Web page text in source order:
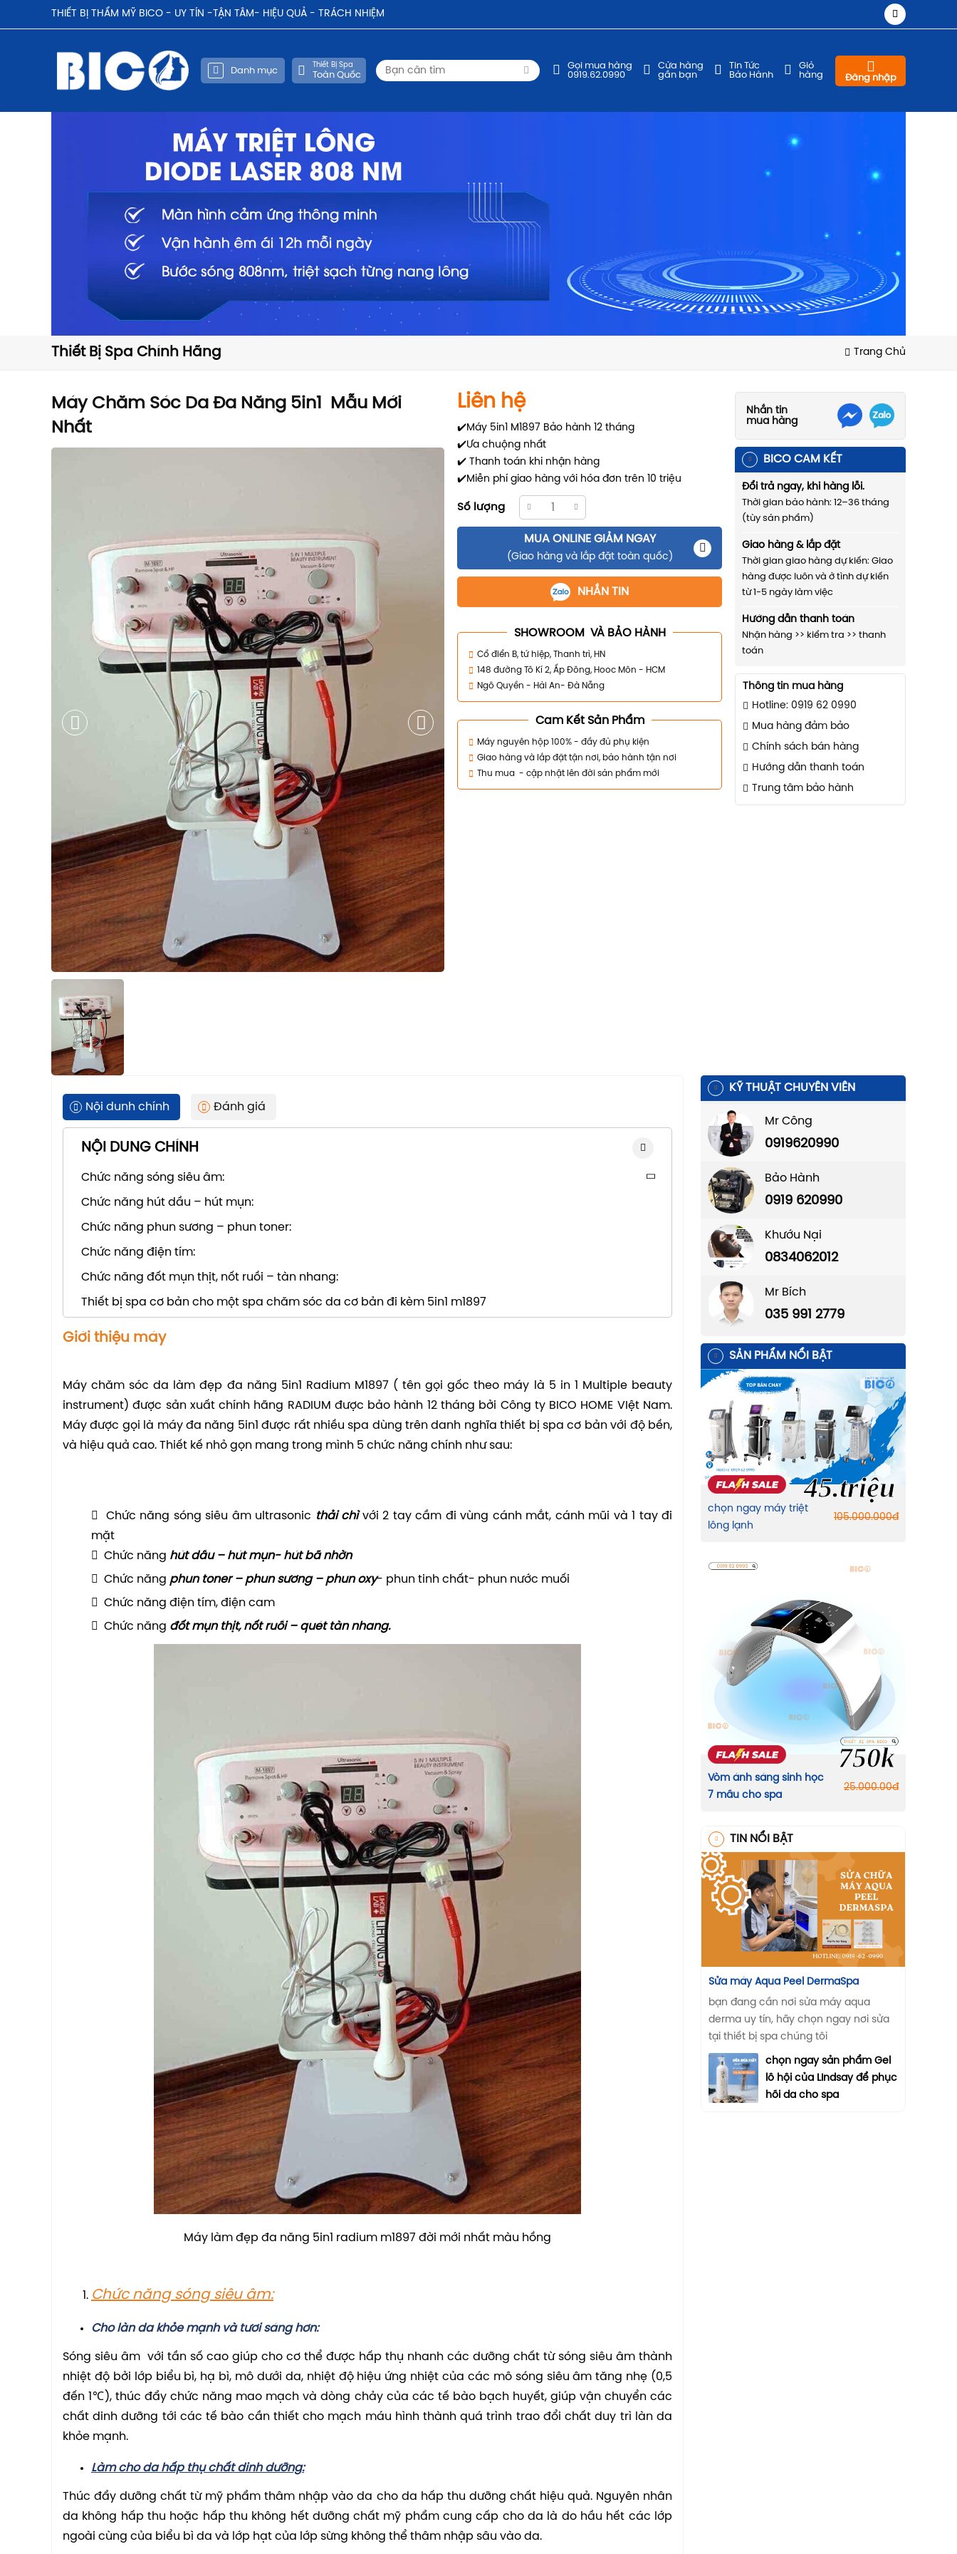
THIẾT BỊ THẨM MỸ BICO - UY TÍN -TẬN TÂM- HIỆU QUẢ - TRÁCH NHIỆM
Danh mục
Thiết Bị Spa
Toàn Quốc
Gọi mua hàng
0919.62.0990
Cửa hàng
gần bạn
Tin Tức
Bảo Hành
Giỏ
hàng
Đăng nhập
Thiết Bị Spa Chính Hãng Trang Chủ
Máy Chăm Sóc Da Đa Năng 5in1 Mẫu Mới
Nhất
Liên hệ
✔️Máy 5in1 M1897 Bảo hành 12 tháng
✔️Ưa chuộng nhất
✔️ Thanh toán khi nhận hàng
✔️Miễn phí giao hàng với hóa đơn trên 10 triệu
Số lượng
MUA ONLINE GIẢM NGAY
(Giao hàng và lắp đặt toàn quốc)
NHẮN TIN
SHOWROOM VÀ BẢO HÀNH
Cổ điển B, tứ hiệp, Thanh trì, HN
148 đường Tô Kí 2, Ấp Đông, Hooc Môn - HCM
Ngô Quyền - Hải An- Đà Nẵng
Cam Kết Sản Phẩm
Máy nguyên hộp 100% - đầy đủ phụ kiện
Giao hàng và lắp đặt tận nơi, bảo hành tận nơi
Thu mua - cập nhật lên đời sản phẩm mới
Nhắn tin
mua hàng
BICO CAM KẾT
Đổi trả ngay, khi hàng lỗi.
Thời gian bảo hành: 12–36 tháng
(tùy sản phẩm)
Giao hàng & lắp đặt
Thời gian giao hàng dự kiến: Giao
hàng được luôn và ở tình dự kiến
từ 1-5 ngày làm việc
Hướng dẫn thanh toán
Nhận hàng >> kiểm tra >> thanh
toán
Thông tin mua hàng
Hotline: 0919 62 0990
Mua hàng đảm bảo
Chính sách bán hàng
Hướng dẫn thanh toán
Trung tâm bảo hành
Nội dunh chính Đánh giá
NỘI DUNG CHÍNH
Chức năng sóng siêu âm:
Chức năng hút dầu – hút mụn:
Chức năng phun sương – phun toner:
Chức năng điện tím:
Chức năng đốt mụn thịt, nốt ruồi – tàn nhang:
Thiết bị spa cơ bản cho một spa chăm sóc da cơ bản đi kèm 5in1 m1897
Giới thiệu máy
Máy chăm sóc da làm đẹp đa năng 5in1 Radium M1897 ( tên gọi gốc theo máy là 5 in 1 Multiple beauty
instrument) được sản xuất chính hãng RADIUM được bảo hành 12 tháng bởi Công ty BICO HOME VIệt Nam.
Máy được gọi là máy đa năng 5in1 được rất nhiều spa dùng trên danh nghĩa thiết bị spa cơ bản với độ bền,
và hiệu quả cao. Thiết kế nhỏ gọn mang trong mình 5 chức năng chính như sau:
 Chức năng sóng siêu âm ultrasonic thải chìvới 2 tay cầm đi vùng cánh mắt, cánh mũi và 1 tay đi
mặt
 Chức năng hút dầu – hút mụn- hút bã nhờn
 Chức năng phun toner – phun sương – phun oxy- phun tinh chất- phun nước muối
 Chức năng điện tím, điện cam
 Chức năng đốt mụn thịt, nốt ruồi – quét tàn nhang.
Máy làm đẹp đa năng 5in1 radium m1897 đời mới nhất màu hồng
Chức năng sóng siêu âm:
Cho làn da khỏe mạnh và tươi sáng hơn:
Sóng siêu âm với tần số cao giúp cho cơ thể được hấp thụ nhanh các dưỡng chất từ sóng siêu âm thành
nhiệt độ bởi lớp biểu bì, hạ bì, mô dưới da, nhiệt độ hiệu ứng nhiệt của các mô sóng siêu âm tăng nhẹ (0,5
đến 1℃), thúc đẩy chức năng mao mạch và dòng chảy của các tế bào bạch huyết, giúp vận chuyển các
chất dinh dưỡng tới các tế bào cần thiết cho mạch máu hình thành quá trình trao đổi chất duy trì làn da
khỏe mạnh.
Làm cho da hấp thụ chất dinh dưỡng:
Thúc đẩy dưỡng chất từ mỹ phẩm thâm nhập vào da cho da hấp thu dưỡng chất hiệu quả. Nguyên nhân
da không hấp thu hoặc hấp thu không hết dưỡng chất mỹ phẩm cung cấp cho da là do hầu hết các lớp
ngoài cùng của biểu bì da và lớp hạt của lớp sừng không thể thâm nhập sâu vào da.
KỸ THUẬT CHUYÊN VIÊN
Mr Công
0919620990
Bảo Hành
0919 620990
Khướu Nại
0834062012
Mr Bích
035 991 2779
SẢN PHẨM NỔI BẬT
45.triệu
chọn ngay máy triệt
lông lạnh
105.000.000đ
750k
Vòm ánh sáng sinh học
7 mầu cho spa
25.000.00đ
TIN NỔI BẬT
Sửa máy Aqua Peel DermaSpa
bạn đang cần nơi sửa máy aqua
derma uy tín, hãy chọn ngay nơi sửa
tại thiết bị spa chúng tôi
chọn ngay sản phẩm Gel
lô hội của LIndsay để phục
hồi da cho spa